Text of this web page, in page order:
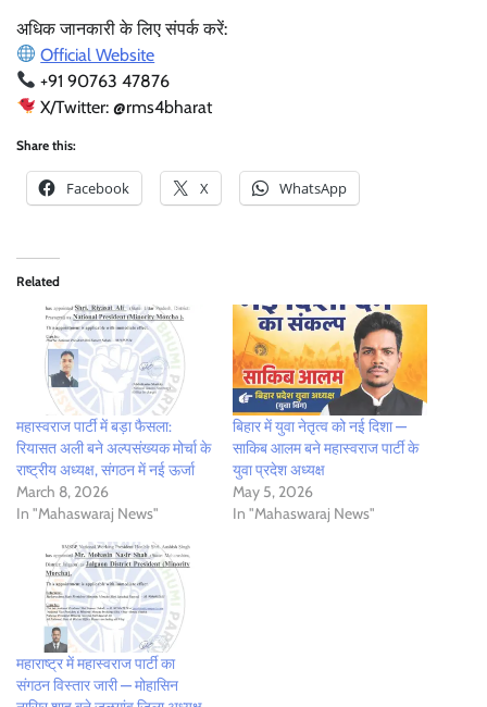
अधिक जानकारी के लिए संपर्क करें:
Official Website
+91 90763 47876
X/Twitter: @rms4bharat
Share this:
Facebook X WhatsApp
Related
महास्वराज पार्टी में बड़ा फैसला:
रियासत अली बने अल्पसंख्यक मोर्चा के
राष्ट्रीय अध्यक्ष, संगठन में नई ऊर्जा
March 8, 2026
In "Mahaswaraj News"
बिहार में युवा नेतृत्व को नई दिशा —
साकिब आलम बने महास्वराज पार्टी के
युवा प्रदेश अध्यक्ष
May 5, 2026
In "Mahaswaraj News"
महाराष्ट्र में महास्वराज पार्टी का
संगठन विस्तार जारी — मोहासिन